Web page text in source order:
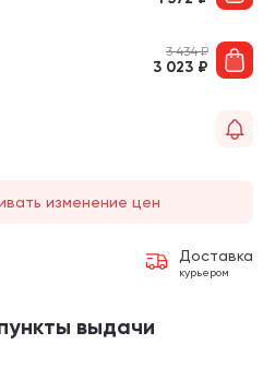
3 434₽
3 023 ₽
изменение цен
Доставка
курьером
выдачи